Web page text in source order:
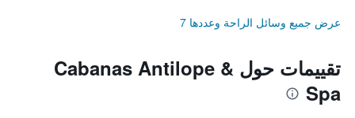
عرض جميع وسائل الراحة وعددها 7
تقييمات حول Cabanas Antilope &
Spa